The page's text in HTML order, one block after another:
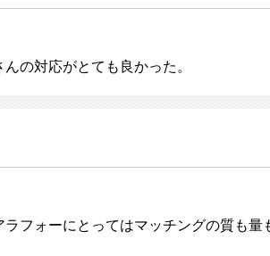
の対応がとても良かった。
フォーにとってはマッチングの質も量